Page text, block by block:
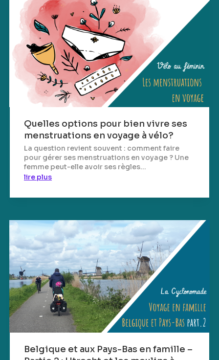
Quelles options pour bien vivre ses
menstruations en voyage à vélo?
La question revient souvent : comment faire
pour gérer ses menstruations en voyage ? Une
femme peut-elle avoir ses règles...
lire plus
Belgique et aux Pays-Bas en famille –